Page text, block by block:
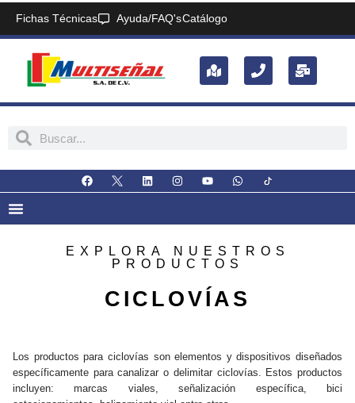
Fichas Técnicas Ayuda/FAQ'sCatálogo
EXPLORA NUESTROS
PRODUCTOS
CICLOVÍAS
Los productos para ciclovías son elementos y dispositivos diseñados
específicamente para canalizar o delimitar ciclovías. Estos productos
incluyen: marcas viales, señalización específica, bici